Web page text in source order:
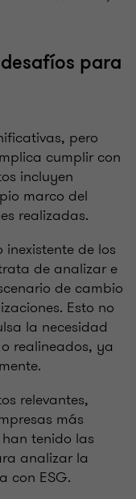
para
pero
cumplir con
incluyen
marco del
realizadas.
de los
de analizar e
de cambio
Esto no
la necesidad
realineados, ya
relevantes,
más
tenido las
analizar la
con ESG.